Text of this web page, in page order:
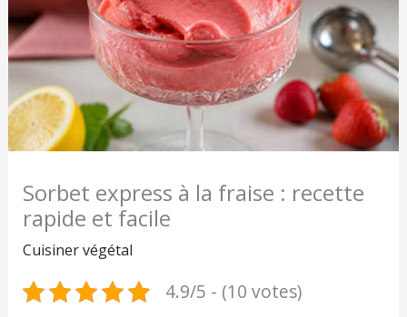
Sorbet express à la fraise : recette
rapide et facile
Cuisiner végétal
4.9/5 - (10 votes)